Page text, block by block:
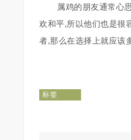
属鸡的朋友通常心
欢和平,所以他们也是很
者,那么在选择上就应该
标签